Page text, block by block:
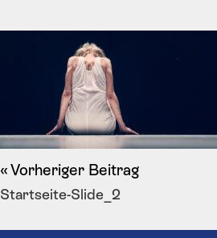
Vorheriger Beitrag
Startseite-Slide_2